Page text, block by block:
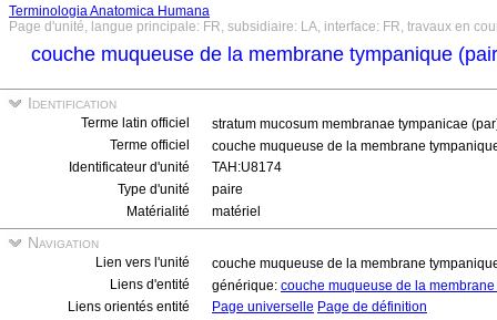
Terminologia Anatomica Humana
Page d'unité, langue principale: FR, subsidiaire: LA, interface: FR, travaux en
couche muqueuse de la membrane tympanique
Identification
Terme latin officiel
stratum mucosum membranae tympanicae
Terme officiel
couche muqueuse de la membrane
Identificateur d'unité
TAH:U8174
Type d'unité
paire
Matérialité
matériel
Navigation
Lien vers l'unité
couche muqueuse de la membrane
Liens d'entité
générique: couche muqueuse de la
Liens orientés entité
Page universelle Page de définition